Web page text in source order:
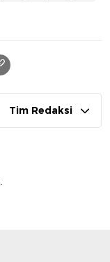
Tim Redaksi